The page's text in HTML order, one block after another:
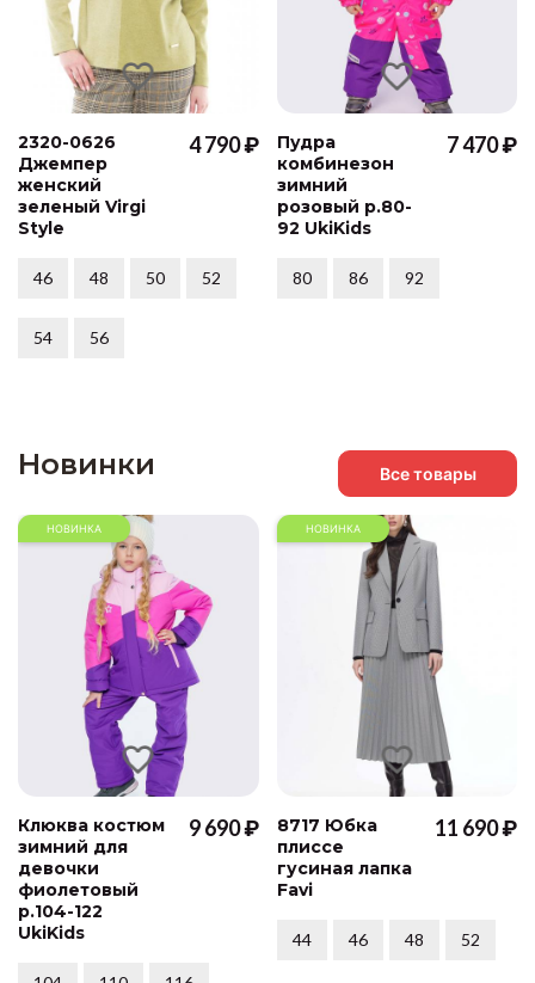
2320-0626
Джемпер
женский
зеленый Virgi
Style
4 790 ₽
46 48 50 52
54 56
Пудра
комбинезон
зимний
розовый р.80-
92 UkiKids
7 470 ₽
80 86 92
Новинки Все товары
Клюква костюм
зимний для
девочки
фиолетовый
р.104-122
UkiKids
9 690 ₽
НОВИНКА
8717 Юбка
плиссе
гусиная лапка
Favi
11 690 ₽
НОВИНКА
44 46 48 52